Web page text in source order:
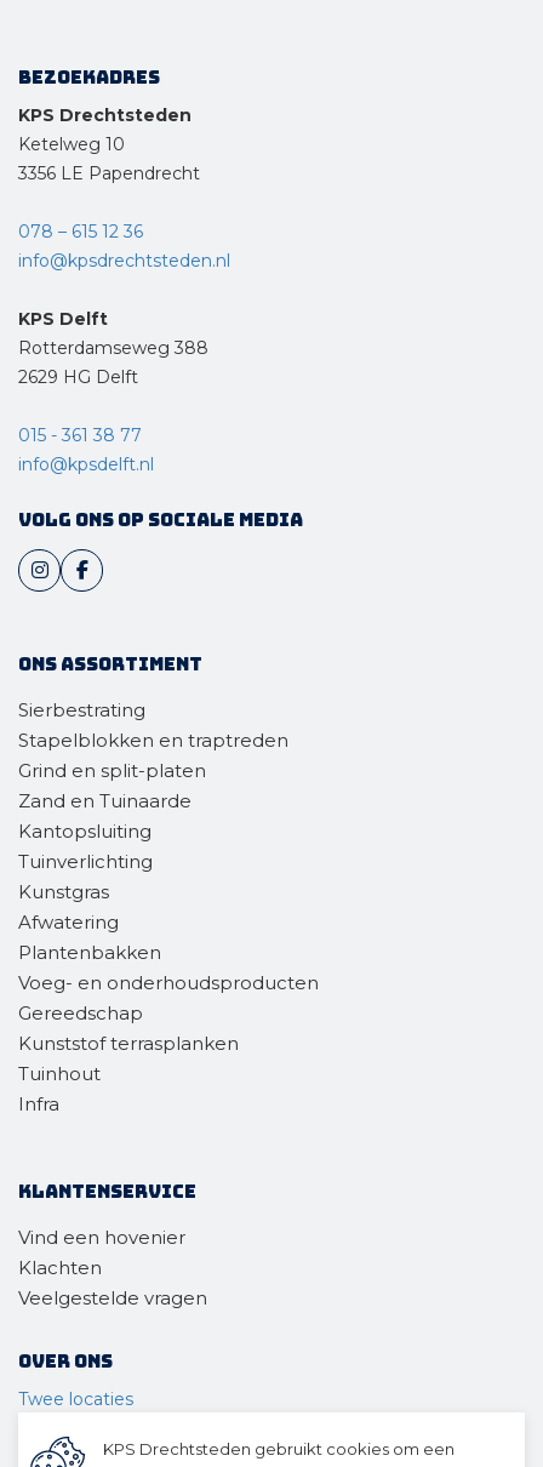
Bezoekadres
KPS Drechtsteden
Ketelweg 10
3356 LE Papendrecht
078 – 615 12 36
info@kpsdrechtsteden.nl
KPS Delft
Rotterdamseweg 388
2629 HG Delft
015 - 361 38 77
info@kpsdelft.nl
Volg ons op sociale media
Ons assortiment
Sierbestrating
Stapelblokken en traptreden
Grind en split-platen
Zand en Tuinaarde
Kantopsluiting
Tuinverlichting
Kunstgras
Afwatering
Plantenbakken
Voeg- en onderhoudsproducten
Gereedschap
Kunststof terrasplanken
Tuinhout
Infra
Klantenservice
Vind een hovenier
Klachten
Veelgestelde vragen
Over ons
Twee locaties
Ons materieelKPS Drechtsteden gebruikt cookies om een